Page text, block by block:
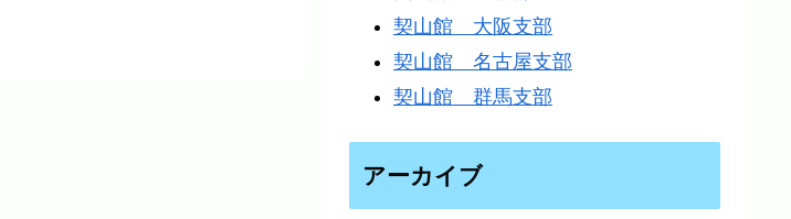
契山館 大阪支部
契山館 名古屋支部
契山館 群馬支部
アーカイブ